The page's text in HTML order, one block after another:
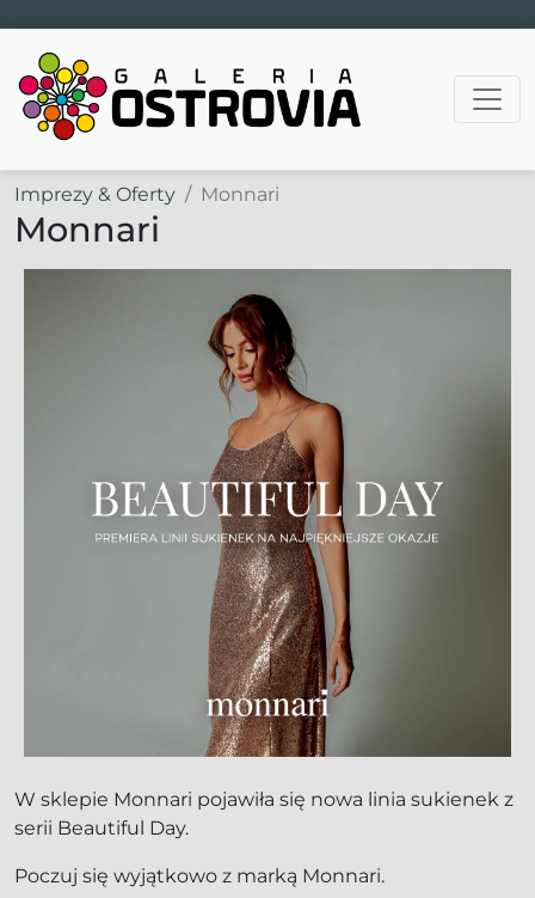
Main Navigation
Imprezy & Oferty Monnari
Monnari
W sklepie Monnari pojawiła się nowa linia sukienek z
serii Beautiful Day.
Poczuj się wyjątkowo z marką Monnari.